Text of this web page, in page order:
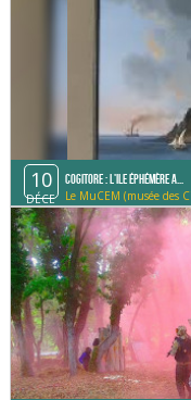
10
DÉCE
Cogitore : L'ile éphémère a...
Le MuCEM (musée des
Méditerranée)